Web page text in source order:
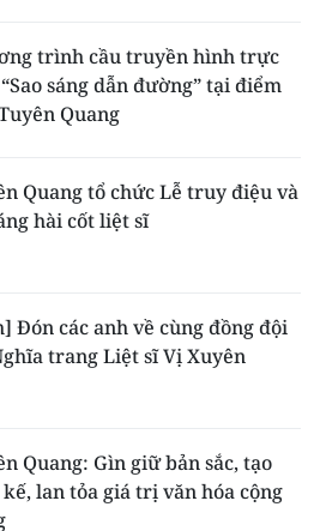
nghệ
trình cầu truyền hình trực
sáng dẫn đường” tại điểm
Quang
Quang tổ chức Lễ truy điệu và
hài cốt liệt sĩ
Đón các anh về cùng đồng đội
trang Liệt sĩ Vị Xuyên
Quang: Gìn giữ bản sắc, tạo
lan tỏa giá trị văn hóa cộng